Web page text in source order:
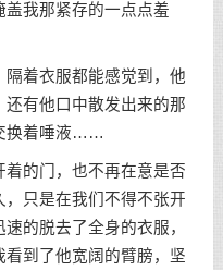
我那紧存的一点点羞
着衣服都能感觉到，他
有他口中散发出来的那
换着唾液……
的门，也不再在意是否
只是在我们不得不张开
的脱去了全身的衣服，
到了他宽阔的臂膀，坚